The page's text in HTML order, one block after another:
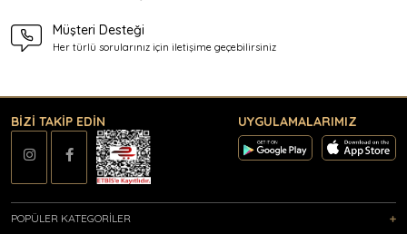
Müşteri Desteği
Her türlü sorularınız için iletişime geçebilirsiniz
BİZİ TAKİP EDİN UYGULAMALARIMIZ
POPÜLER KATEGORİLER